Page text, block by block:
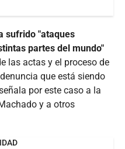
sufrido "ataques
partes del mundo"
las actas y el proceso de
que está siendo
por este caso a la
y a otros